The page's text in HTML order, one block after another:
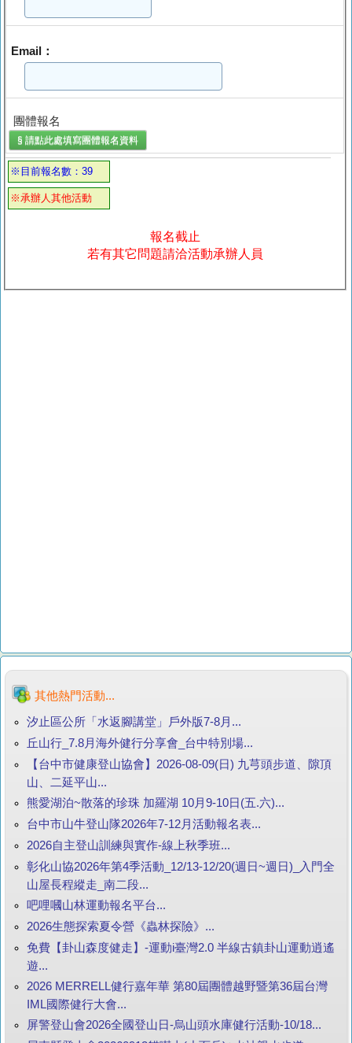
Email：
團體報名
§ 請點此處填寫團體報名 資料
※目前報名數：39
※承辦人其他活動
報名截止
若有其它問題請洽活動承辦人員
其他熱門活動...
汐止區公所「水返腳講堂」戶外版7-8月...
丘山行_7.8月海外健行分享會_台中特別場...
【台中市健康登山協會】2026-08-09(日) 九芎頭步道、隙頂
山、二延平山...
熊愛湖泊~散落的珍珠 加羅湖 10月9-10日(五.六)...
台中市山牛登山隊2026年7-12月活動報名表...
2026自主登山訓練與實作-線上秋季班...
彰化山協2026年第4季活動_12/13-12/20(週日~週日)_入門全
山屋長程縱走_南二段...
吧哩嘓山林運動報名平台...
2026生態探索夏令營《蟲林探險》...
免費【卦山森度健走】-運動i臺灣2.0 半線古鎮卦山運動逍遙
遊...
2026 MERRELL健行嘉年華 第80屆團體越野暨第36屆台灣
IML國際健行大會...
屏警登山會2026全國登山日-烏山頭水庫健行活動-10/18...